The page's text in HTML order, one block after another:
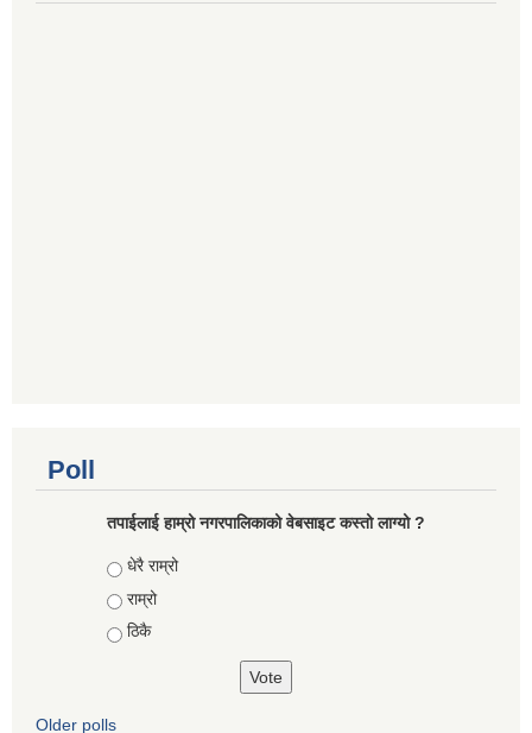
Poll
तपाईलाई हाम्रो नगरपालिकाको वेबसाइट कस्तो लाग्यो ?
Choices
धेरै राम्रो
राम्रो
ठिकै
Older polls